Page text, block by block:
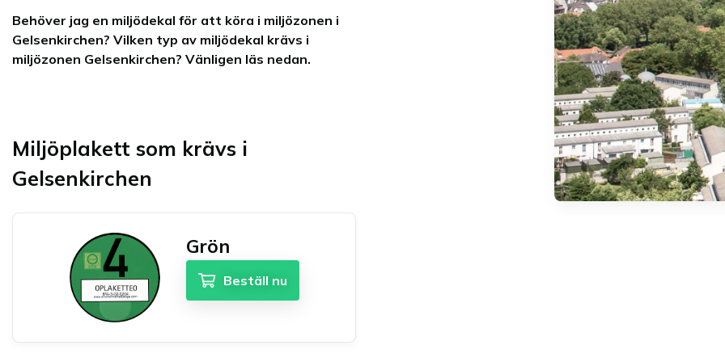
Behöver jag en miljödekal för att köra i miljözonen i
Gelsenkirchen? Vilken typ av miljödekal krävs i
miljözonen Gelsenkirchen? Vänligen läs nedan.
Miljöplakett som krävs i
Gelsenkirchen
Grön
Beställ nu